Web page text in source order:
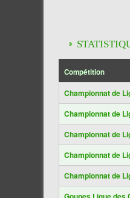
Compétition
Championnat de
Championnat de
Championnat de
Championnat de
Championnat de